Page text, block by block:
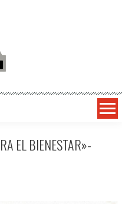
EL BIENESTAR»-